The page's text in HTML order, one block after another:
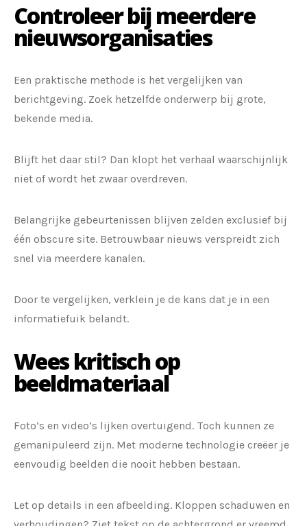
Controleer bij meerdere
nieuwsorganisaties
Een praktische methode is het vergelijken van
berichtgeving. Zoek hetzelfde onderwerp bij grote,
bekende media.
Blijft het daar stil? Dan klopt het verhaal waarschijnlijk
niet of wordt het zwaar overdreven.
Belangrijke gebeurtenissen blijven zelden exclusief bij
één obscure site. Betrouwbaar nieuws verspreidt zich
snel via meerdere kanalen.
Door te vergelijken, verklein je de kans dat je in een
informatiefuik belandt.
Wees kritisch op
beeldmateriaal
Foto’s en video’s lijken overtuigend. Toch kunnen ze
gemanipuleerd zijn. Met moderne technologie creëer je
eenvoudig beelden die nooit hebben bestaan.
Let op details in een afbeelding. Kloppen schaduwen en